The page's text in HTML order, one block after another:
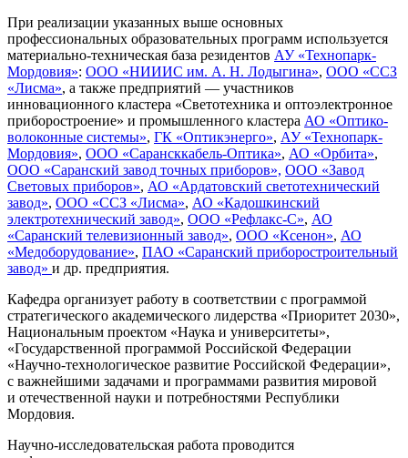
При реализации указанных выше основных
профессиональных образовательных программ используется
материально-техническая база резидентов АУ «Технопарк-
Мордовия»: ООО «НИИИС им. А. Н. Лодыгина», ООО «ССЗ
«Лисма», а также предприятий — участников
инновационного кластера «Светотехника и оптоэлектронное
приборостроение» и промышленного кластера АО «Оптико-
волоконные системы», ГК «Оптикэнерго», АУ «Технопарк-
Мордовия», ООО «Сарансккабель-Оптика», АО «Орбита»,
ООО «Саранский завод точных приборов», ООО «Завод
Световых приборов», АО «Ардатовский светотехнический
завод», ООО «ССЗ «Лисма», АО «Кадошкинский
электротехнический завод», ООО «Рефлакс-С», АО
«Саранский телевизионный завод», ООО «Ксенон», АО
«Медоборудование», ПАО «Саранский приборостроительный
завод» и др. предприятия.
Кафедра организует работу в соответствии с программой
стратегического академического лидерства «Приоритет 2030»,
Национальным проектом «Наука и университеты»,
«Государственной программой Российской Федерации
«Научно-технологическое развитие Российской Федерации»,
с важнейшими задачами и программами развития мировой
и отечественной науки и потребностями Республики
Мордовия.
Научно-исследовательская работа проводится